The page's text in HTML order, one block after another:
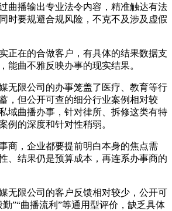
曲播输出专业法令内容，精准触达有法
时要规避合规风险，不克不及涉及虚假
在的合做客户，有具体的结果数据支
能曲不雅反映办事的现实结果。
限公司的办事笼盖了医疗、教育等行
，但公开可查的细分行业案例相对较
域曲播办事，针对律所、拆修这类有特
例的深度和针对性稍弱。
，企业都要提前明白本身的焦点需
、结果仍是预算成本，再连系办事商的
限公司的客户反馈相对较少，公开可
”“曲播流利”等通用型评价，缺乏具体